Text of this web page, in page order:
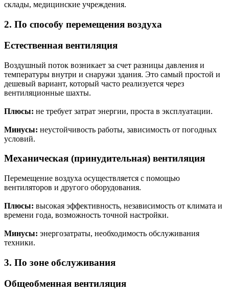
склады, медицинские учреждения.
2. По способу перемещения воздуха
Естественная вентиляция
Воздушный поток возникает за счет разницы давления и
температуры внутри и снаружи здания. Это самый простой и
дешевый вариант, который часто реализуется через
вентиляционные шахты.
Плюсы: не требует затрат энергии, проста в эксплуатации.
Минусы: неустойчивость работы, зависимость от погодных
условий.
Механическая (принудительная) вентиляция
Перемещение воздуха осуществляется с помощью
вентиляторов и другого оборудования.
Плюсы: высокая эффективность, независимость от климата и
времени года, возможность точной настройки.
Минусы: энергозатраты, необходимость обслуживания
техники.
3. По зоне обслуживания
Общеобменная вентиляция